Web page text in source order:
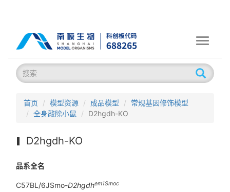
Toggle
首页 模型资源 成品模型
常规基因修饰模型
全身敲除小鼠
D2hgdh-KO
D2hgdh-KO
品系全名
C57BL/6JSmo-D2hgdhem1Smoc